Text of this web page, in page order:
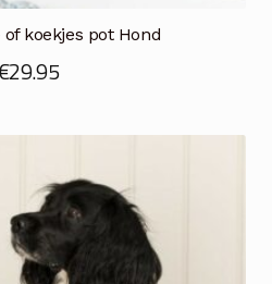
koekjes pot Hond
€29.95